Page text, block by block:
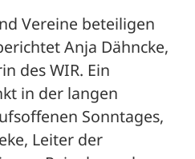
Vereine beteiligen
Anja Dähncke,
des WIR. Ein
in der langen
Sonntages,
Leiter der